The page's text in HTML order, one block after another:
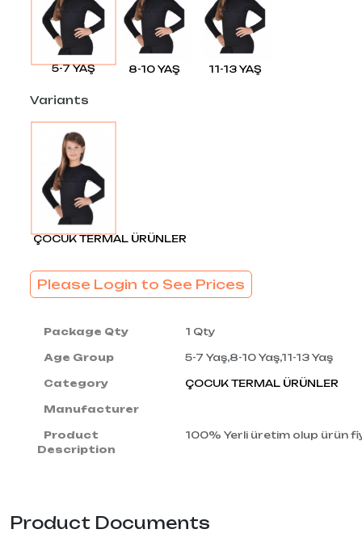
5-7 YAŞ 8-10 YAŞ 11-13 YAŞ
Variants
ÇOCUK TERMAL ÜRÜNLER
Please Login to See Prices
Package Qty 1 Qty
Age Group 5-7 Yaş,8-10 Yaş,11-13 Yaş
Category ÇOCUK TERMAL ÜRÜNLER
Manufacturer
Product
Description
100% Yerli üretim olup ürün
Product Documents